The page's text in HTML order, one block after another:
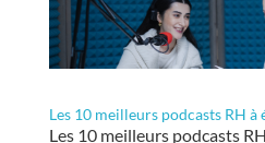
Les 10 meilleurs podcasts RH à
Les 10 meilleurs podcasts